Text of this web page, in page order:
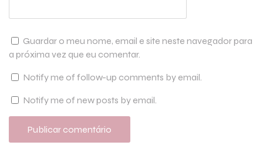
Guardar o meu nome, email e site neste navegador para
a próxima vez que eu comentar.
Notify me of follow-up comments by email.
Notify me of new posts by email.